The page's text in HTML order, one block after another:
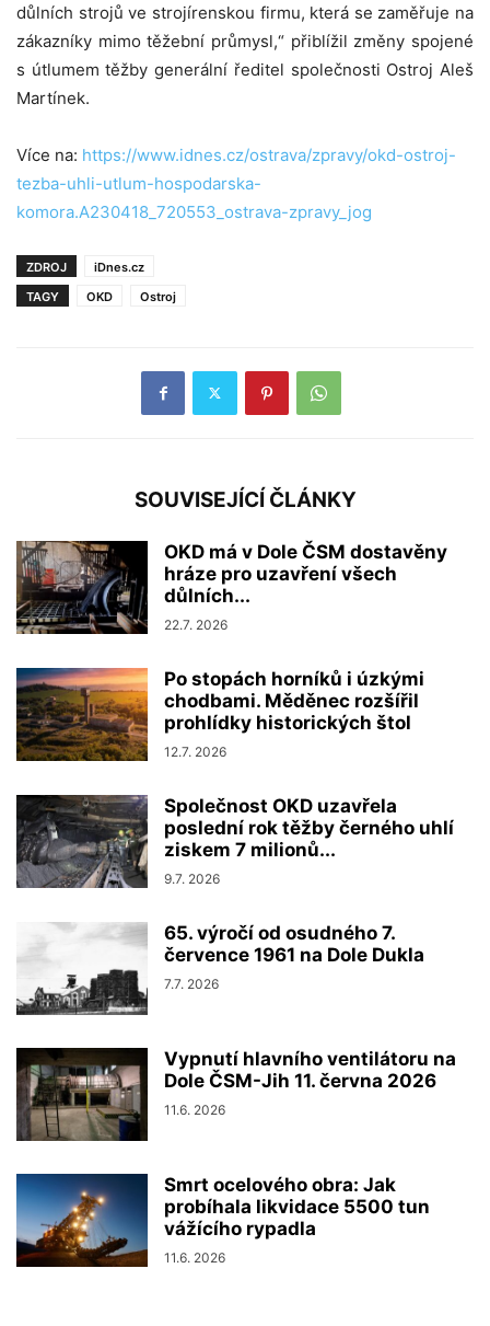
důlních strojů ve strojírenskou firmu, která se zaměřuje na
zákazníky mimo těžební průmysl,“ přiblížil změny spojené
s útlumem těžby generální ředitel společnosti Ostroj Aleš
Martínek.
Více na: https://www.idnes.cz/ostrava/zpravy/okd-ostroj-
tezba-uhli-utlum-hospodarska-
komora.A230418_720553_ostrava-zpravy_jog
ZDROJ
iDnes.cz
TAGY
OKD Ostroj
SOUVISEJÍCÍ ČLÁNKY
OKD má v Dole ČSM dostavěny
hráze pro uzavření všech
důlních...
22.7. 2026
Po stopách horníků i úzkými
chodbami. Měděnec rozšířil
prohlídky historických štol
12.7. 2026
Společnost OKD uzavřela
poslední rok těžby černého uhlí
ziskem 7 milionů...
9.7. 2026
65. výročí od osudného 7.
července 1961 na Dole Dukla
7.7. 2026
Vypnutí hlavního ventilátoru na
Dole ČSM-Jih 11. června 2026
11.6. 2026
Smrt ocelového obra: Jak
probíhala likvidace 5500 tun
vážícího rypadla
11.6. 2026